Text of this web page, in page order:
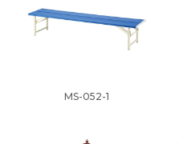
MS-052-1